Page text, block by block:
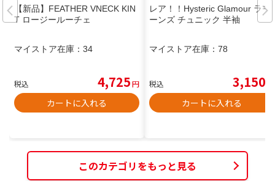
【新品】FEATHER VNECK KIN
T ロージールーチェ
マイストア在庫： 34
税込 4,725円
カートに入れる
レア！！Hysteric Glamour ラモ
ーンズ チュニック 半袖
マイストア在庫： 78
税込 3,150
カートに入れる
このカテゴリをもっと見る